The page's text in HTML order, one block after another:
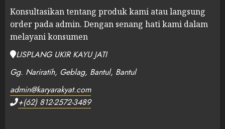
Konsultasikan tentang produk kami atau langsung
order pada admin. Dengan senang hati kami dalam
melayani konsumen
LISPLANG UKIR KAYU JATI
Gg. Nariratih, Geblag, Bantul, Bantul
admin@karyarakyat.com
+(62) 812-2572-3489